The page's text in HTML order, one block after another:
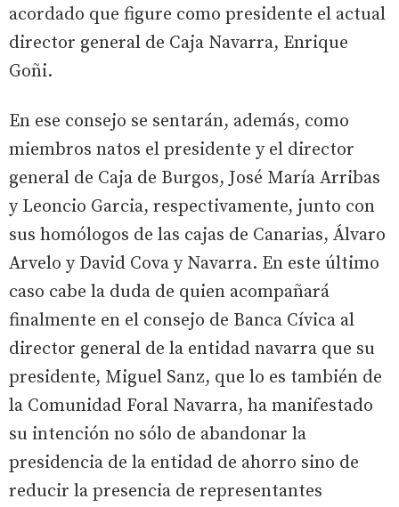
acordado que figure como presidente el actual
director general de Caja Navarra, Enrique
Goñi.
En ese consejo se sentarán, además, como
miembros natos el presidente y el director
general de Caja de Burgos, José María Arribas
y Leoncio Garcia, respectivamente, junto con
sus homólogos de las cajas de Canarias, Álvaro
Arvelo y David Cova y Navarra. En este último
caso cabe la duda de quien acompañará
finalmente en el consejo de Banca Cívica al
director general de la entidad navarra que su
presidente, Miguel Sanz, que lo es también de
la Comunidad Foral Navarra, ha manifestado
su intención no sólo de abandonar la
presidencia de la entidad de ahorro sino de
reducir la presencia de representantes